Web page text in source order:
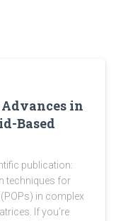
in
Based
publication:
techniques for
in complex
If you’re